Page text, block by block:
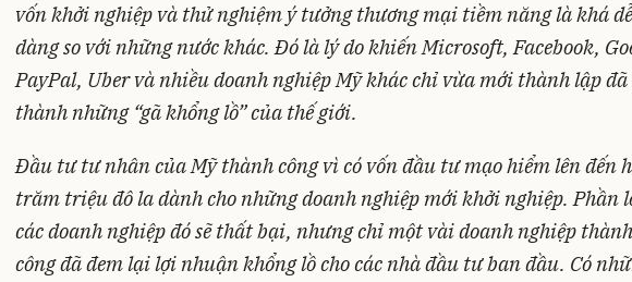
vốn khởi nghiệp và thử nghiệm ý tưởng thương mại tiềm năng là khá dễ
dàng so với những nước khác. Đó là lý do khiến Microsoft, Facebook,
PayPal, Uber và nhiều doanh nghiệp Mỹ khác chỉ vừa mới thành lập
thành những “gã khổng lồ” của thế giới.
Đầu tư tư nhân của Mỹ thành công vì có vốn đầu tư mạo hiểm lên đến
trăm triệu đô la dành cho những doanh nghiệp mới khởi nghiệp. Phần
các doanh nghiệp đó sẽ thất bại, nhưng chỉ một vài doanh nghiệp thành
công đã đem lại lợi nhuận khổng lồ cho các nhà đầu tư ban đầu. Có